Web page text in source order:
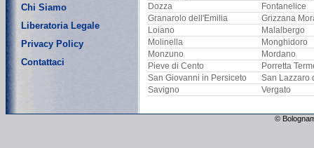
Chi Siamo
Liberatoria Legale
Privacy Policy
Contattaci
Dozza
Fontanelice
Granarolo dell'Emilia
Grizzana
Loiano
Malalbergo
Molinella
Monghidoro
Monzuno
Mordano
Pieve di Cento
Porretta
San Giovanni in Persiceto
San Lazzaro
Savigno
Vergato
©